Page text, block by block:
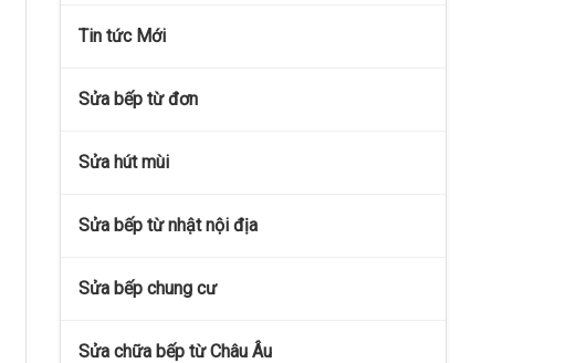
Tin tức Mới
Sửa bếp từ đơn
Sửa hút mùi
Sửa bếp từ nhật nội địa
Sửa bếp chung cư
Sửa chữa bếp từ Châu Âu